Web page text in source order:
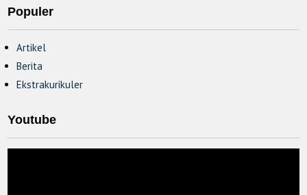
Populer
Artikel
Berita
Ekstrakurikuler
Youtube